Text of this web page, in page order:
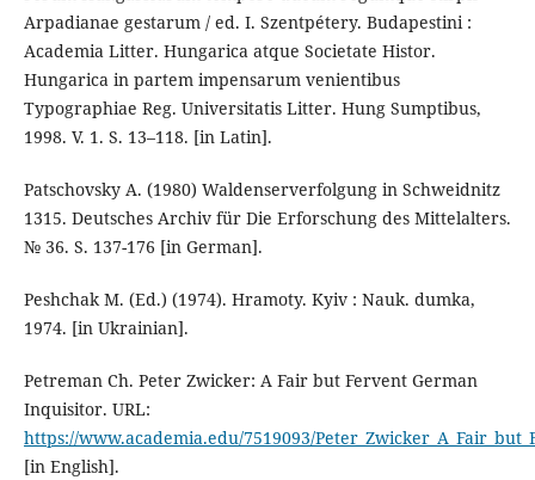
Arpa­di­anae gestarum / ed. I. Szentpétery. Buda­pestini :
Academia Litter. Hun­garica atque Societate Histor.
Hungarica in partem impensarum veni­en­tibus
Typographiae Reg. Universitatis Litter. Hung Sumptibus,
1998. V. 1. S. 13–118. [in Latin].
Patschovsky A. (1980) Waldenserverfolgung in Schweidnitz
1315. Deutsches Archiv für Die Erforschung des Mittelalters.
№ 36. S. 137-176 [in German].
Peshchak M. (Ed.) (1974). Hramoty. Kyiv : Nauk. dumka,
1974. [in Ukrainian].
Petreman Ch. Peter Zwicker: A Fair but Fervent German
Inquisitor. URL:
https://www.academia.edu/7519093/
[in English].